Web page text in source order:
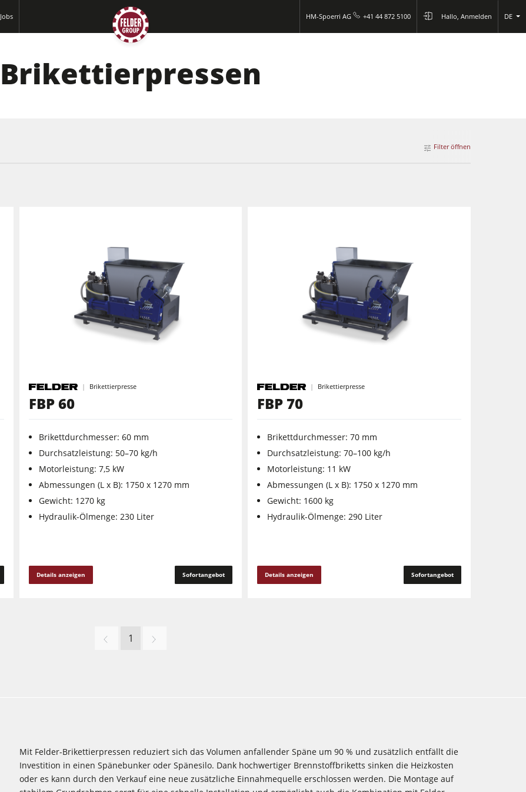
Jobs HM-Spoerri AG +41 44 872 5100 Hallo, Anmelden DE
Breitbandschleifmaschinen
Bürst- und Bürstschleifmaschinen
Bohrmaschinen
Rohluftabsauggeräte
Projektmanagement
Brikettierpressen
Filter öffnen
Brikettierpresse
FBP 60
Brikettdurchmesser: 60 mm
Durchsatzleistung: 50–70 kg/h
Motorleistung: 7,5 kW
Abmessungen (L x B): 1750 x 1270 mm
Gewicht: 1270 kg
Hydraulik-Ölmenge: 230 Liter
Details anzeigen Sofortangebot
Brikettierpresse
FBP 70
Brikettdurchmesser: 70 mm
Durchsatzleistung: 70–100 kg/h
Motorleistung: 11 kW
Abmessungen (L x B): 1750 x 1270 mm
Gewicht: 1600 kg
Hydraulik-Ölmenge: 290 Liter
Details anzeigen Sofortangebot
1
Mit Felder-Brikettierpressen reduziert sich das Volumen anfallender Späne um 90 % und zusätzlich entfällt die
Investition in einen Spänebunker oder Spänesilo. Dank hochwertiger Brennstoffbriketts sinken die Heizkosten
oder es kann durch den Verkauf eine neue zusätzliche Einnahmequelle erschlossen werden. Die Montage auf